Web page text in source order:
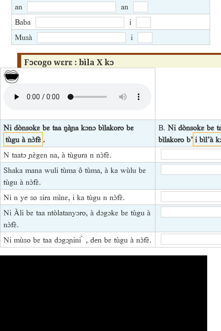
an
an
Baba
i
Musà
i
Fɔcogo wɛrɛ : bìla X kɔ
Ni dònsokɛ bɛ taa ŋàɲa kɔnɔ bìlakoro bɛ
tùgu à nɔ̀fɛ̀ .
B.Ni dònsokɛ bɛ
bìlakoro b’i bìl’à
N taatɔ ɲɛ̀gɛn na, à tùgura n nɔ̀fɛ̀.
Shaka mana wuli tùma ô tùma, à ka wùlu bɛ
tùgu à nɔ̀fɛ̀.
Ni n ye so sira mìnɛ, i ka tùgu n nɔ̀fɛ̀.
Ni Àli bɛ taa ntòlatanyɔro, à dɔgɔkɛ bɛ tùgu à
nɔ̀fɛ̀.
Ni mùso bɛ taa dɔgɔɲini ̀ , den bɛ tùgu à nɔ̀fɛ̀.